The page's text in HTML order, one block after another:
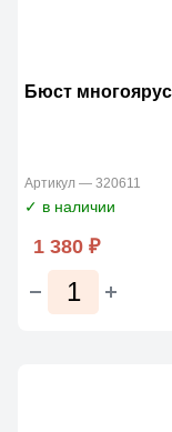
Бюст
Артикул — 320611
✓ в наличии
1 380 ₽